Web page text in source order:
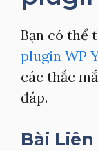
Bạn có thể
plugin WP
các thắc
đáp.
Bài